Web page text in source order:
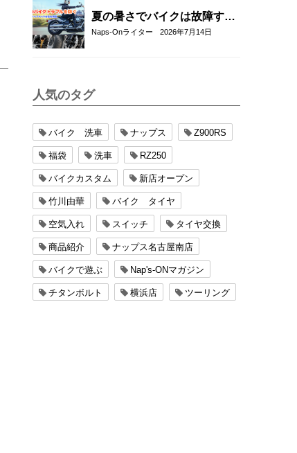
夏の暑さでバイクは故障す
る？起こりやすいトラブルと
Naps-Onライター 2026年7月14日
人気のタグ
バイク 洗車 ナップス Z900RS
福袋 洗車 RZ250
バイクカスタム 新店オープン
竹川由華 バイク タイヤ
空気入れ スイッチ タイヤ交換
商品紹介 ナップス名古屋南店
バイクで遊ぶ Nap's-ONマガジン
チタンボルト 横浜店 ツーリング